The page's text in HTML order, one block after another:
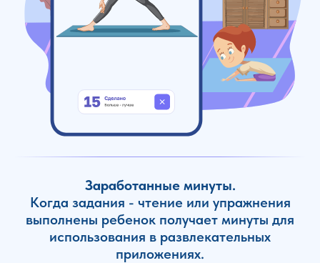
Заработанные минуты.
Когда задания - чтение или упражнения
выполнены ребенок получает минуты для
использования в развлекательных
приложениях.